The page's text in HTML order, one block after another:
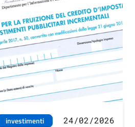
investimenti
24/02/2026